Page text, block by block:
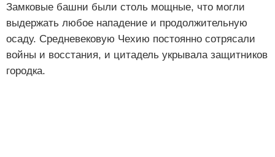
Замковые башни были столь мощные, что могли
выдержать любое нападение и продолжительную
осаду. Средневековую Чехию постоянно сотрясали
войны и восстания, и цитадель укрывала защитников
городка.